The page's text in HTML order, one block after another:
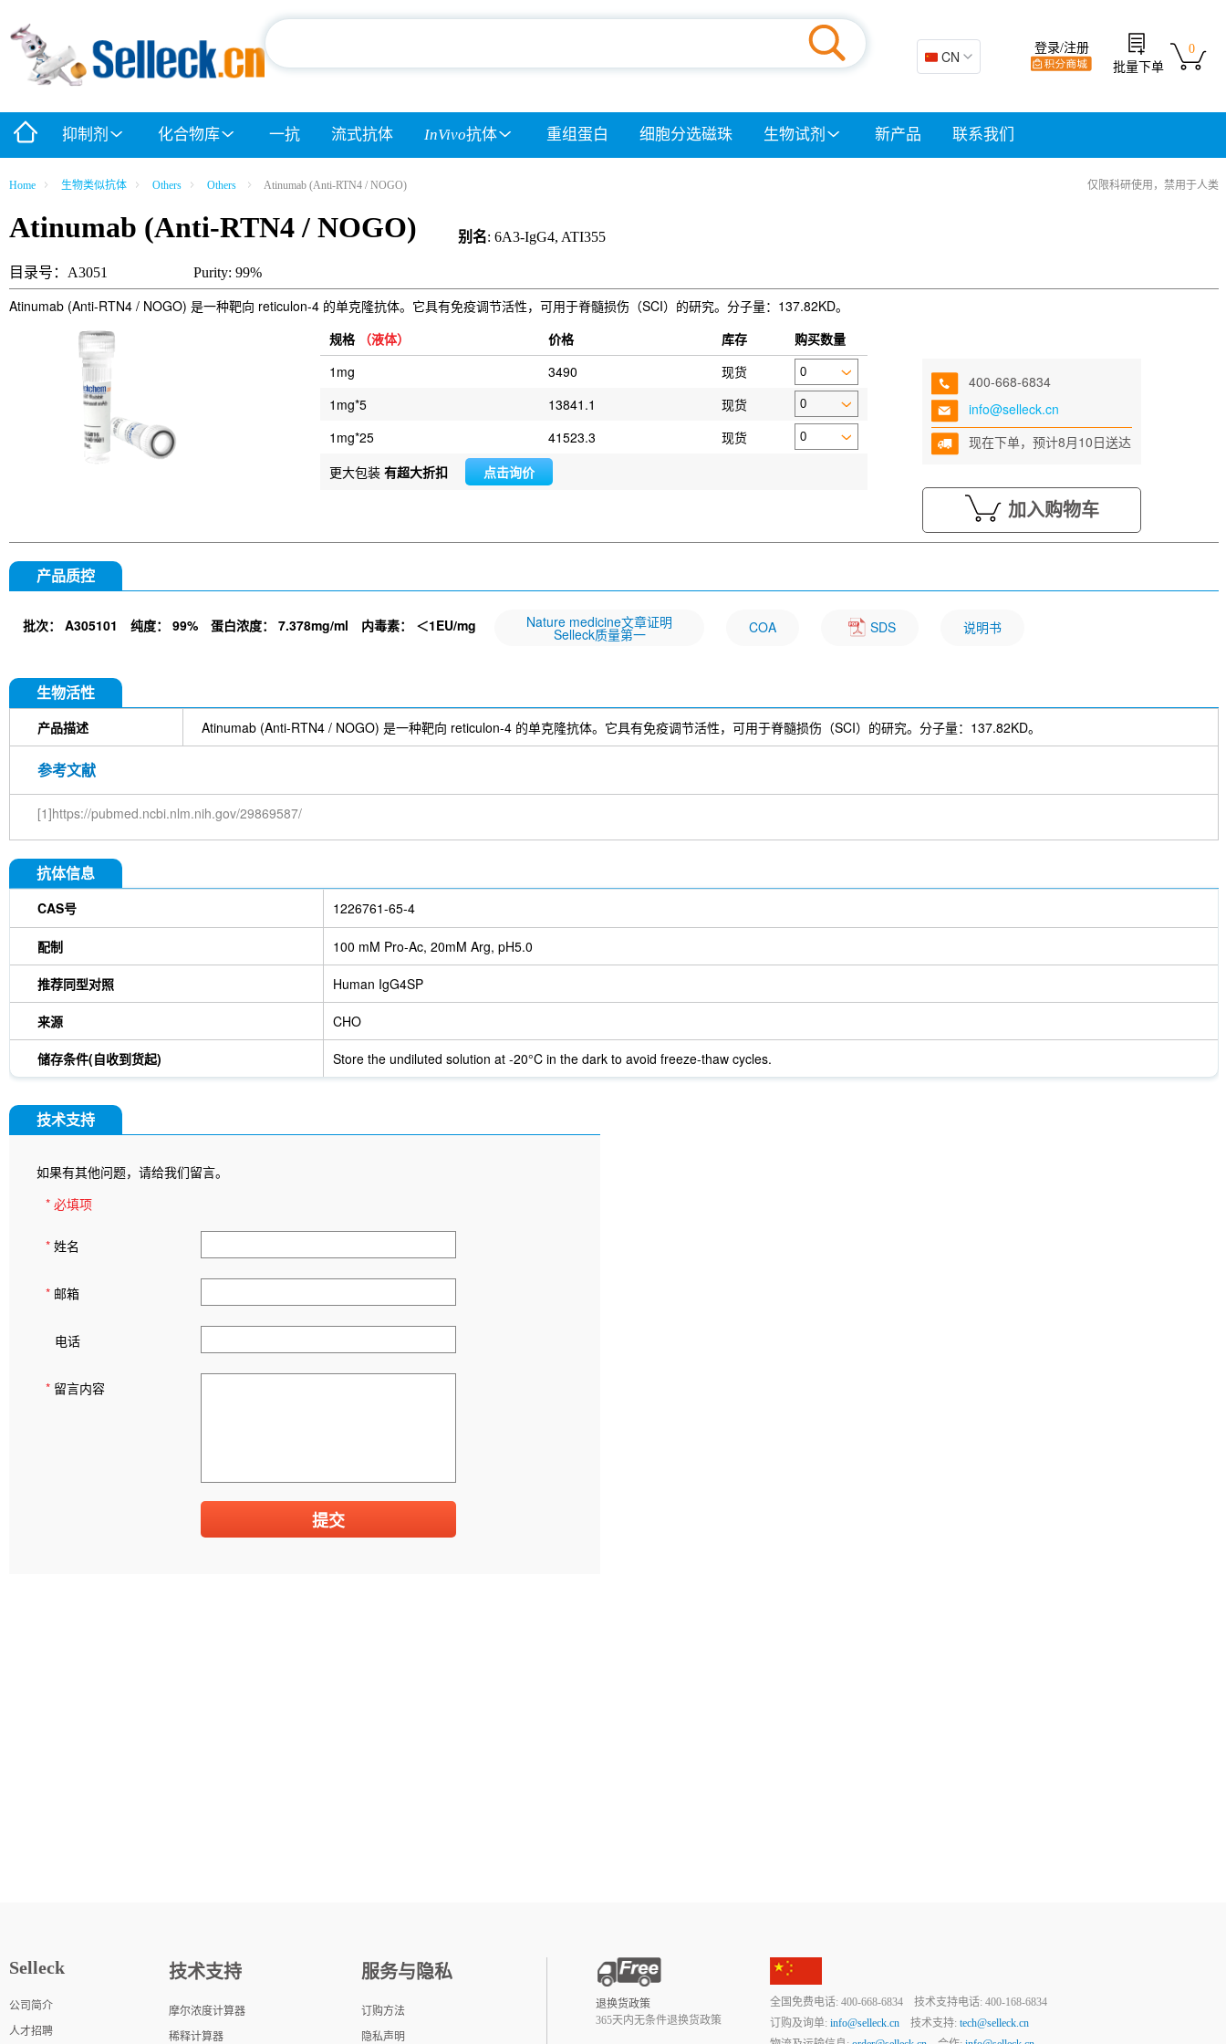
🇨🇳 CN
0
批量下单
登录/注册
抑制剂 化合物库 一抗 流式抗体 InVivo抗体 重组蛋白 细胞分选磁珠 生物试剂 新产品 联系我们
Home 生物类似抗体 Others Others Atinumab (Anti-RTN4 / NOGO) 仅限科研使用，禁用于人类
Atinumab (Anti-RTN4 / NOGO) 别名: 6A3-IgG4, ATI355
目录号：A3051 Purity: 99%
Atinumab (Anti-RTN4 / NOGO) 是一种靶向 reticulon-4 的单克隆抗体。它具有免疫调节活性，可用于脊髓损伤（SCI）的研究。分子量：137.82KD。
规格 （液体） 价格 库存
购买数量
1mg
3490
现货
1mg*5
13841.1
现货
1mg*25
41523.3
现货
更大包装 有超大折扣 点击询价
400-668-6834
info@selleck.cn
现在下单，预计8月10日送达
加入购物车
产品质控
批次： A305101 纯度： 99% 蛋白浓度： 7.378mg/ml 内毒素： ＜1EU/mg Nature medicine文章证明
Selleck质量第一 COA SDS 说明书
生物活性
产品描述 Atinumab (Anti-RTN4 / NOGO) 是一种靶向 reticulon-4 的单克隆抗体。它具有免疫调节活性，可用于脊髓损伤（SCI）的研究。分子量：137.82KD。
参考文献
[1]https://pubmed.ncbi.nlm.nih.gov/29869587/
抗体信息
CAS号 1226761-65-4
配制 100 mM Pro-Ac, 20mM Arg, pH5.0
推荐同型对照 Human IgG4SP
来源 CHO
储存条件(自收到货起) Store the undiluted solution at -20°C in the dark to avoid freeze-thaw cycles.
技术支持
如果有其他问题，请给我们留言。
* 必填项
* 姓名
* 邮箱
电话
* 留言内容
Selleck
公司简介
人才招聘
技术支持
摩尔浓度计算器
稀释计算器
服务与隐私
订购方法
隐私声明
退换货政策
365天内无条件退换货政策
全国免费电话: 400-668-6834 技术支持电话: 400-168-6834
订购及询单: info@selleck.cn 技术支持: tech@selleck.cn